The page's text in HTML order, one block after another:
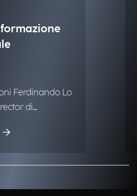
Ferdinando Lo
di